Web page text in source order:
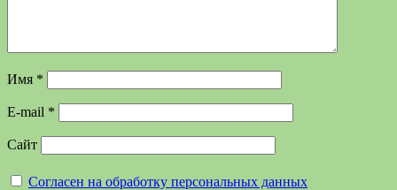
Имя *
E-mail *
Сайт
Согласен на обработку персональных данных